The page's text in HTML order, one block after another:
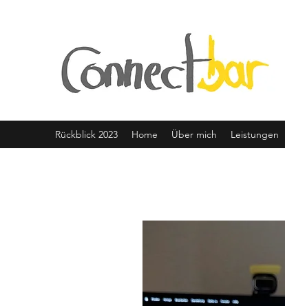
Rückblick 2023 Home Über mich Leistungen